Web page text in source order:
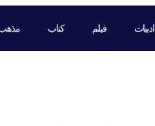
ادبیات فیلم کتاب